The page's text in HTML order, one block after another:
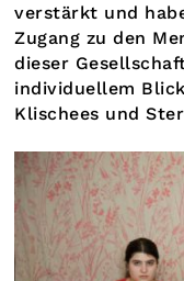
verstärkt und
Zugang zu den
dieser
individuellem
Klischees und